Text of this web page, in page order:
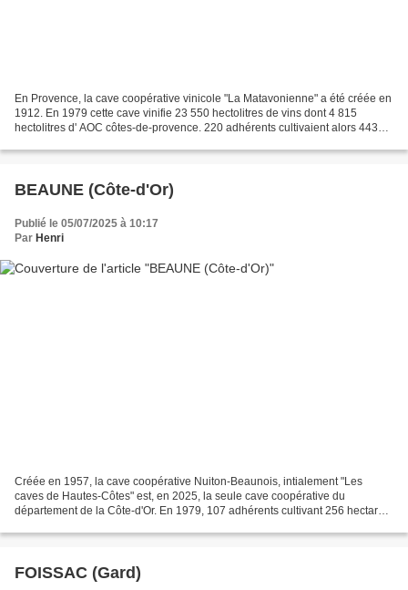
En Provence, la cave coopérative vinicole "La Matavonienne" a été créée en
1912. En 1979 cette cave vinifie 23 550 hectolitres de vins dont 4 815
hectolitres d' AOC côtes-de-provence. 220 adhérents cultivaient alors 443
BEAUNE (Côte-d'Or)
Publié le 05/07/2025 à 10:17
Par Henri
Créée en 1957, la cave coopérative Nuiton-Beaunois, intialement "Les
caves de Hautes-Côtes" est, en 2025, la seule cave coopérative du
département de la Côte-d'Or. En 1979, 107 adhérents cultivant 256 hectares
FOISSAC (Gard)